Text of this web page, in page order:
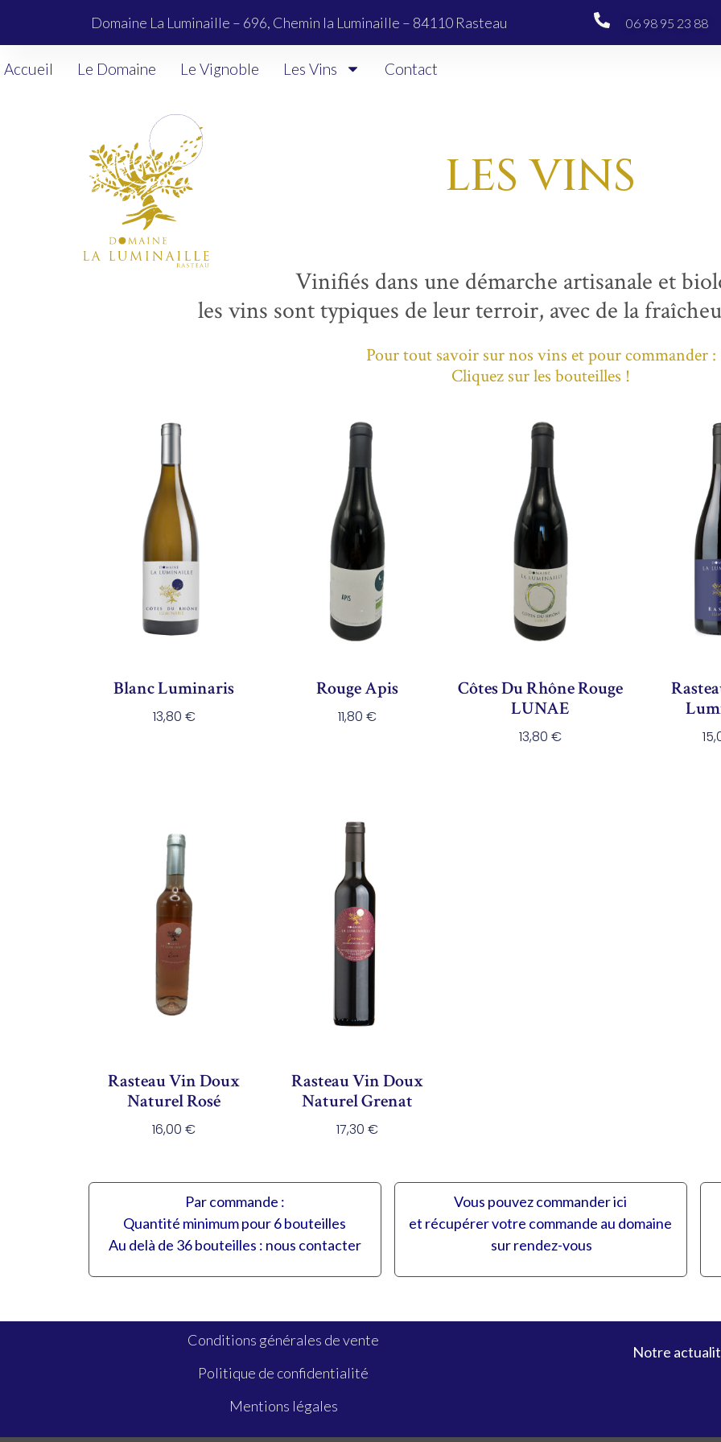
Domaine La Luminaille – 696, Chemin la Luminaille – 84110 Rasteau 06 98 95 23 88
Accueil Le Domaine Le Vignoble Les Vins Contact
LES VINS
Vinifiés dans une démarche artisanale et
les vins sont typiques de leur terroir, avec de la
Pour tout savoir sur nos vins et pour commander :
Cliquez sur les bouteilles !
Blanc Luminaris
13,80 €
Rouge Apis
11,80€
Côtes Du Rhône Rouge
LUNAE
13,80€
Rasteau Vin Doux
Naturel Rosé
16,00€
Rasteau Vin Doux
Naturel Grenat
17,30€
Par commande :
Quantité minimum pour 6 bouteilles
Au delà de 36 bouteilles : nous contacter
Vous pouvez commander ici
et récupérer votre commande au domaine
sur rendez-vous
Conditions générales de vente
Politique de confidentialité
Mentions légales
Notre